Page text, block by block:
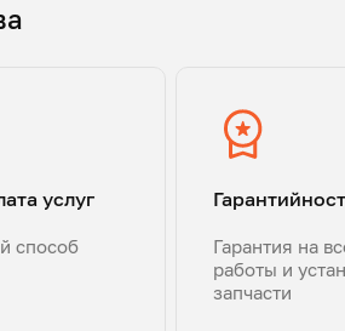
услуг
способ
Гарантия на
работы и
запчасти